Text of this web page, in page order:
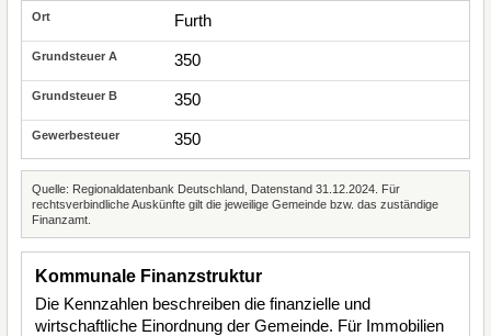
Furth
350
350
350
Quelle: Regionaldatenbank Deutschland, Datenstand 31.12.2024. Für
rechtsverbindliche Auskünfte gilt die jeweilige Gemeinde bzw. das zuständige
Finanzamt.
Kommunale Finanzstruktur
Die Kennzahlen beschreiben die finanzielle und
wirtschaftliche Einordnung der Gemeinde. Für Immobilien